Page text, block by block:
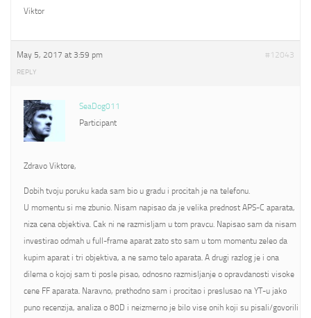
Viktor
May 5, 2017 at 3:59 pm #12043
REPLY
SeaDog011
Participant
Zdravo Viktore,
Dobih tvoju poruku kada sam bio u gradu i procitah je na telefonu.
U momentu si me zbunio. Nisam napisao da je velika prednost APS-C aparata,
niza cena objektiva. Cak ni ne razmisljam u tom pravcu. Napisao sam da nisam
investirao odmah u full-frame aparat zato sto sam u tom momentu zeleo da
kupim aparat i tri objektiva, a ne samo telo aparata. A drugi razlog je i ona
dilema o kojoj sam ti posle pisao, odnosno razmisljanje o opravdanosti visoke
cene FF aparata. Naravno, prethodno sam i procitao i preslusao na YT-u jako
puno recenzija, analiza o 80D i neizmerno je bilo vise onih koji su pisali/govorili